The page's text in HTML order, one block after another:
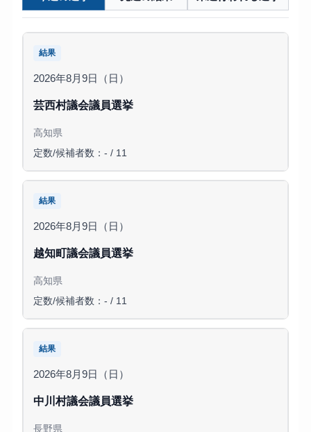
結果
2026年8月9日（日）
芸西村議会議員選挙
高知県
定数/候補者数：- / 11
結果
2026年8月9日（日）
越知町議会議員選挙
高知県
定数/候補者数：- / 11
結果
2026年8月9日（日）
中川村議会議員選挙
長野県